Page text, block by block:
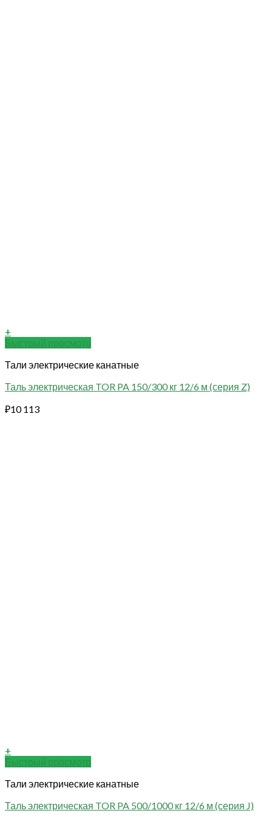
+
Быстрый просмотр
Тали электрические канатные
Таль электрическая TOR PA 150/300 кг 12/6 м (серия Z)
₽10 113
+
Быстрый просмотр
Тали электрические канатные
Таль электрическая TOR PA 500/1000 кг 12/6 м (серия J)